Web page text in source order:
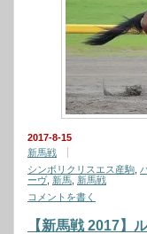
2017-8-15
新馬戦
シンボリクリスエス産駒
ーヴ, 新馬 新馬戦
コメントを書く
【新馬戦 2017】